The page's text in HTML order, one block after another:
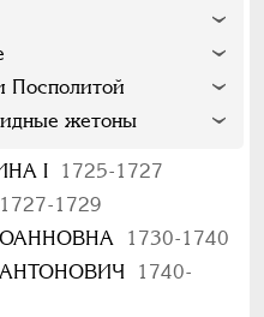
Посполитой
жетоны
I
1725-1727
1727-1729
1730-1740
1740-